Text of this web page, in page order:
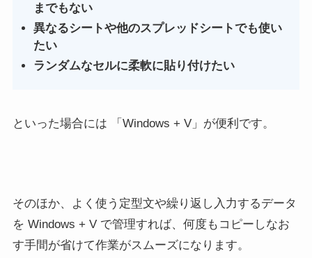
までもない
異なるシートや他のスプレッドシートでも使い
たい
ランダムなセルに柔軟に貼り付けたい
といった場合には 「Windows + V」が便利です。
そのほか、よく使う定型文や繰り返し入力するデータ
を Windows + V で管理すれば、何度もコピーしなお
す手間が省けて作業がスムーズになります。